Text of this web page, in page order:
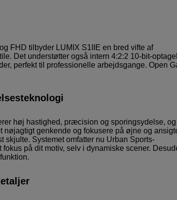
FHD tilbyder LUMIX S1IIE en bred vifte af
Det understøtter også intern 4:2:2 10-bit-
perfekt til professionelle arbejdsgange. Open
høj hastighed, præcision og sporingsydelse,
genkende og fokusere på øjne og
Systemet omfatter nu Urban Sports-
på dit motiv, selv i dynamiske scener.